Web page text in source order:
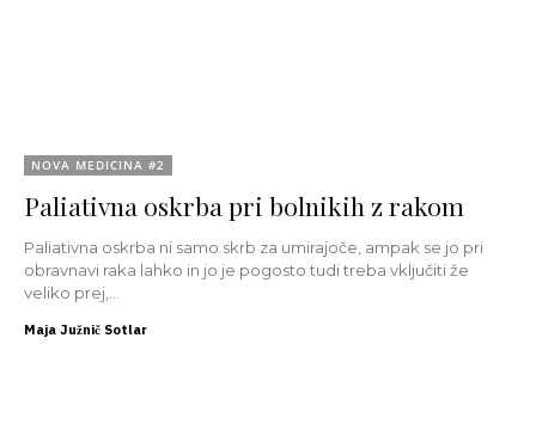
NOVA MEDICINA #2
Paliativna oskrba pri bolnikih z rakom
Paliativna oskrba ni samo skrb za umirajoče, ampak se jo pri
obravnavi raka lahko in jo je pogosto tudi treba vključiti že
veliko prej,...
Maja Južnič Sotlar